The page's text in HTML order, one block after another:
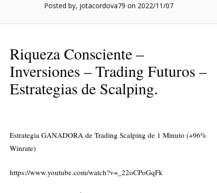
Posted by, jotacordova79 on 2022/11/07
Riqueza Consciente –
Inversiones – Trading Futuros –
Estrategias de Scalping.
Estrategia GANADORA de Trading Scalping de 1 Minuto (+96%
Winrate)
https://www.youtube.com/watch?v=_22oCPoGqFk